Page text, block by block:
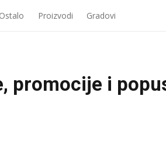
Ostalo Proizvodi Gradovi
promocije i